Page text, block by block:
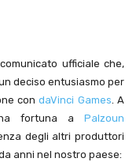
ufficiale che,
deciso entusiasmo per
condaVinci Games. A
fortuna a Palzoun
degli altri produttori
anni nel nostro paese: